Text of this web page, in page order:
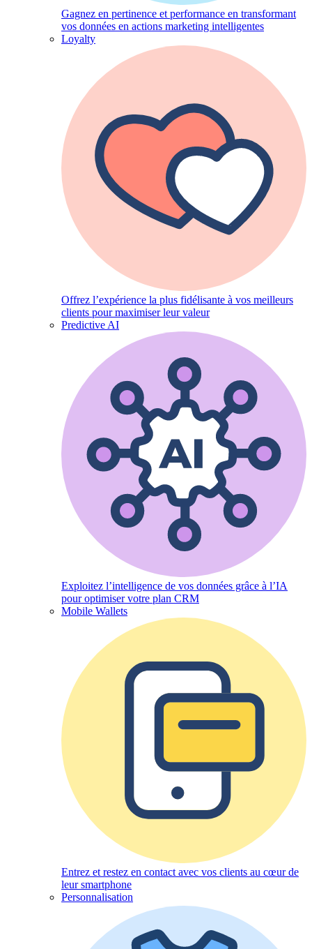
Gagnez en pertinence et performance en transformant
vos données en actions marketing intelligentes
Loyalty
Offrez l’expérience la plus fidélisante à vos meilleurs
clients pour maximiser leur valeur
Predictive AI
Exploitez l’intelligence de vos données grâce à l’IA
pour optimiser votre plan CRM
Mobile Wallets
Entrez et restez en contact avec vos clients au cœur de
leur smartphone
Personnalisation